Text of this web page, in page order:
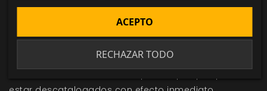
Condiciones de la promoción
Últimas unidades: no se reimprimirán estos títulos.
Limitadas a fin de promoción y/o fin de existencias.
RECHAZAR TODO
ACEPTO